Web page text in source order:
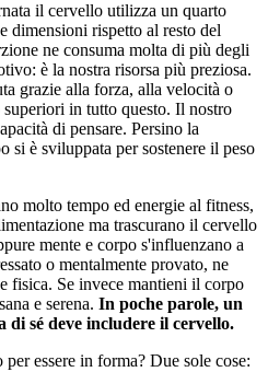
il cervello utilizza un quarto
dimensioni rispetto al resto del
ne consuma molta di più degli
è la nostra risorsa più preziosa.
grazie alla forza, alla velocità o
in tutto questo. Il nostro
di pensare. Persino la
si è sviluppata per sostenere il peso
molto tempo ed energie al fitness,
ma trascurano il cervello
mente e corpo s'influenzano a
o mentalmente provato, ne
fisica. Se invece mantieni il corpo
e serena. In poche parole, un
di sé deve includere il cervello.
essere in forma? Due sole cose: